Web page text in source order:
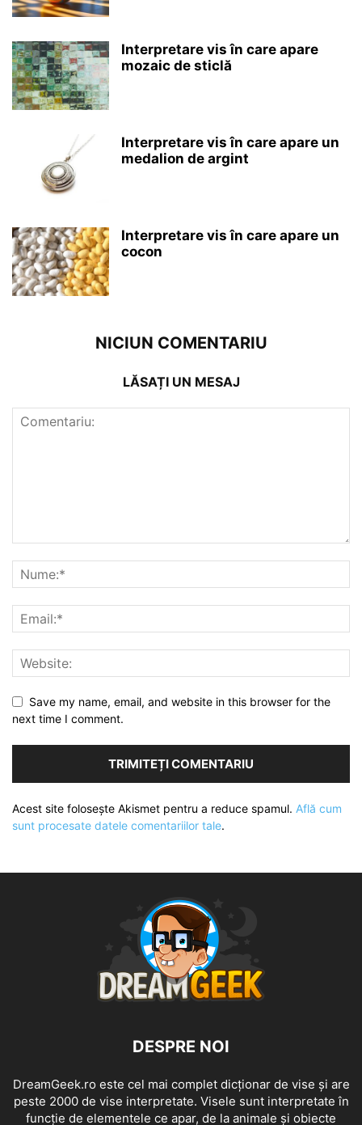
Interpretare vis în care apare
mozaic de sticlă
Interpretare vis în care apare un
medalion de argint
Interpretare vis în care apare un
cocon
NICIUN COMENTARIU
LĂSAȚI UN MESAJ
Save my name, email, and website in this browser for the
next time I comment.
Acest site folosește Akismet pentru a reduce spamul. Află cum
sunt procesate datele comentariilor tale.
DESPRE NOI
DreamGeek.ro este cel mai complet dicționar de vise și are
peste 2000 de vise interpretate. Visele sunt interpretate în
funcție de elementele ce apar, de la animale și obiecte